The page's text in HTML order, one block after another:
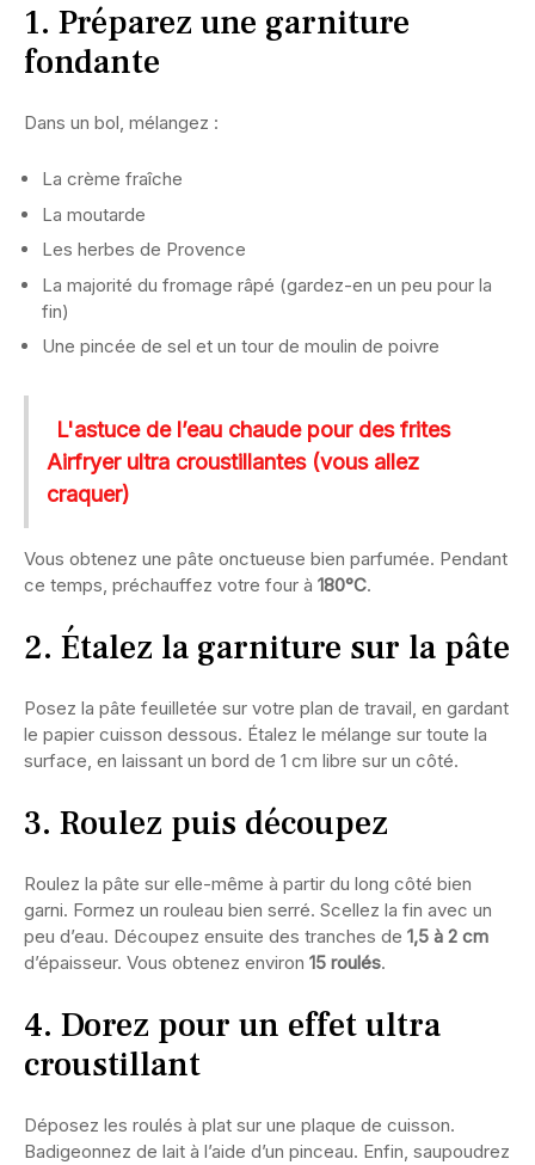
1. Préparez une garniture
fondante
Dans un bol, mélangez :
La crème fraîche
La moutarde
Les herbes de Provence
La majorité du fromage râpé (gardez-en un peu pour la
fin)
Une pincée de sel et un tour de moulin de poivre
L'astuce de l’eau chaude pour des frites
Airfryer ultra croustillantes (vous allez
craquer)
Vous obtenez une pâte onctueuse bien parfumée. Pendant
ce temps, préchauffez votre four à 180°C.
2. Étalez la garniture sur la pâte
Posez la pâte feuilletée sur votre plan de travail, en gardant
le papier cuisson dessous. Étalez le mélange sur toute la
surface, en laissant un bord de 1 cm libre sur un côté.
3. Roulez puis découpez
Roulez la pâte sur elle-même à partir du long côté bien
garni. Formez un rouleau bien serré. Scellez la fin avec un
peu d’eau. Découpez ensuite des tranches de 1,5 à 2 cm
d’épaisseur. Vous obtenez environ 15 roulés.
4. Dorez pour un effet ultra
croustillant
Déposez les roulés à plat sur une plaque de cuisson.
Badigeonnez de lait à l’aide d’un pinceau. Enfin, saupoudrez